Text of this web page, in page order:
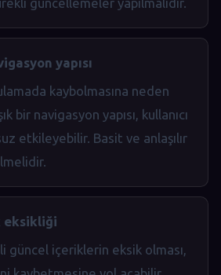
yapısı
kaybolmasına neden
bir navigasyon yapısı, kullanıcı
etkileyebilir. Basit ve anlaşılır
eksikliği
güncel içeriklerin eksik olması,